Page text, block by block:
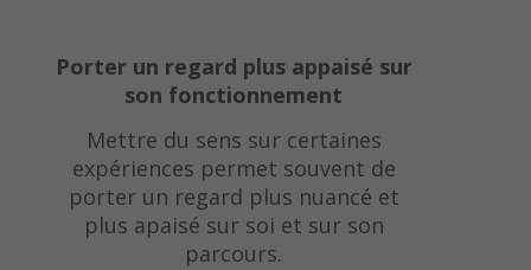
Porter un regard plus appaisé sur
son fonctionnement
Mettre du sens sur certaines
expériences permet souvent de
porter un regard plus nuancé et
plus apaisé sur soi et sur son
parcours.